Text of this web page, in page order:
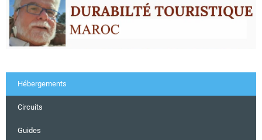
Hébergements
Circuits
Guides